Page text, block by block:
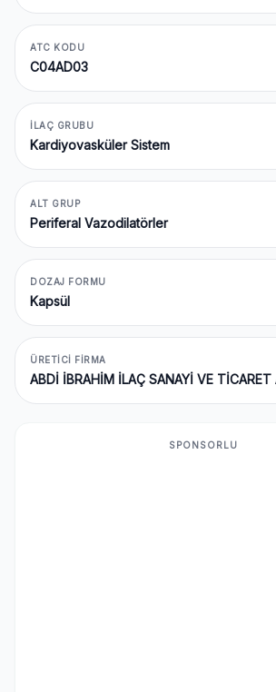
ATC KODU
C04AD03
İLAÇ GRUBU
Kardiyovasküler Sistem
ALT GRUP
Periferal Vazodilatörler
DOZAJ FORMU
Kapsül
ÜRETICI FIRMA
ABDİ İBRAHİM İLAÇ SANAYİ VE TİCARET
SPONSORLU